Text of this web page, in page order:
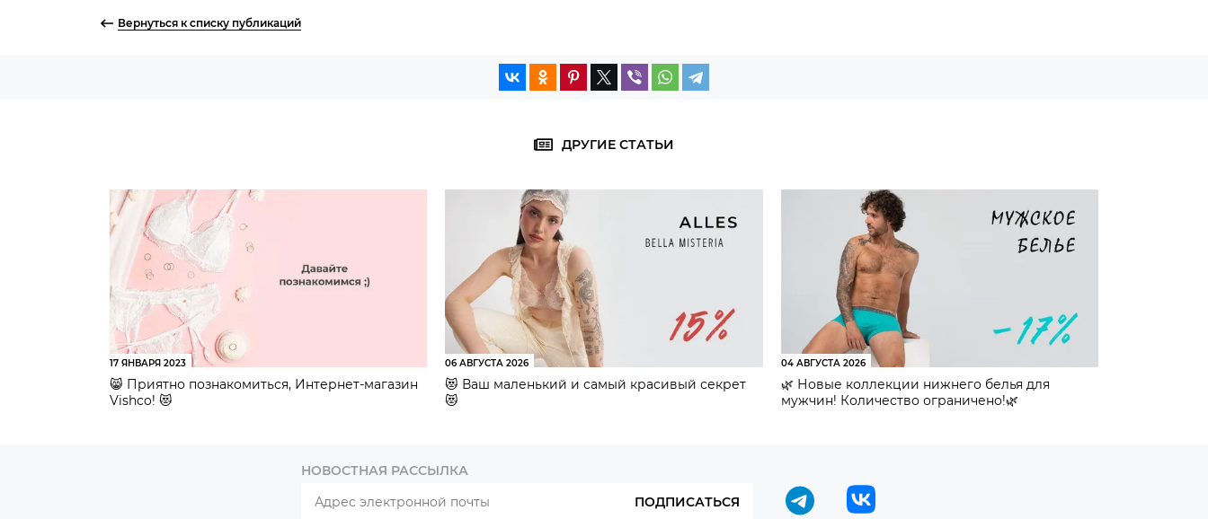
Вернуться к списку публикаций
ДРУГИЕ СТАТЬИ
17 ЯНВАРЯ 2023
😸 Приятно познакомиться, Интернет-магазин
Vishco! 😻
06 АВГУСТА 2026
😻 Ваш маленький и самый красивый секрет
😻
04 АВГУСТА 2026
🌿 Новые коллекции нижнего белья для
мужчин! Количество ограничено!🌿
НОВОСТНАЯ РАССЫЛКА
ПОДПИСАТЬСЯ